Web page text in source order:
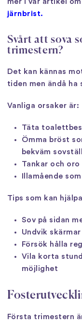
järnbrist.
Svårt att sova
trimestern?
Det kan kännas
tiden men ändå ha
Vanliga orsaker är:
Täta
Ömma bröst
bekväm
Tankar och
Illamående
Tips som kan
Sov på sidan
Undvik
Försök hålla
Vila korta
möjlighet
Första trimestern